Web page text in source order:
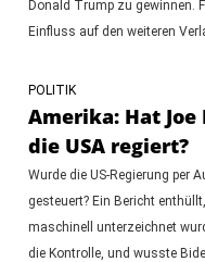
Donald Trump zu gewinnen.
Einfluss auf den weiteren
POLITIK
Amerika: Hat
die USA regiert?
Wurde die US-Regierung per
gesteuert? Ein Bericht
maschinell unterzeichnet
die Kontrolle, und wusste